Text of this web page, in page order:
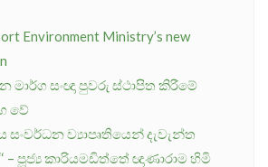
Environment Ministry’s new
සංඥා පුවරු ස්ථාපිත කිරීමේ
වේ
සංවර්ධන ව්‍යාපෘතියෙන් දැවැන්ත
– පූජ්‍ය කාරියමඩිත්තේ ඥාණාරාම හිමි